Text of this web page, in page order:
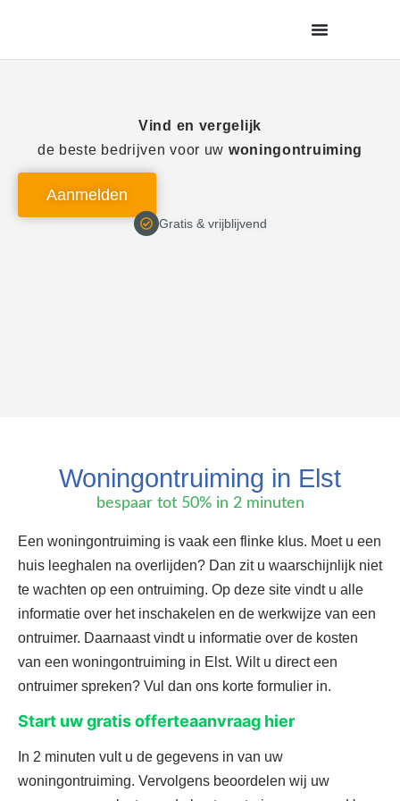
Vind en vergelijk
de beste bedrijven voor uw woningontruiming
Aanmelden
Gratis & vrijblijvend
Woningontruiming in Elst
bespaar tot 50% in 2 minuten
Een woningontruiming is vaak een flinke klus. Moet u een
huis leeghalen na overlijden? Dan zit u waarschijnlijk niet
te wachten op een ontruiming. Op deze site vindt u alle
informatie over het inschakelen en de werkwijze van een
ontruimer. Daarnaast vindt u informatie over de kosten
van een woningontruiming in Elst. Wilt u direct een
ontruimer spreken? Vul dan ons korte formulier in.
Start uw gratis offerteaanvraag hier
In 2 minuten vult u de gegevens in van uw
woningontruiming. Vervolgens beoordelen wij uw